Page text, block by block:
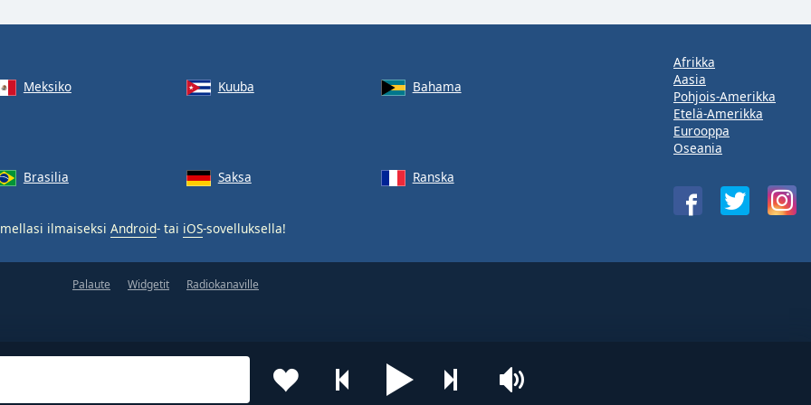
Meksiko Kuuba
Bahama
Brasilia Saksa Ranska
ilmaiseksi Android- tai iOS-sovelluksella!
Afrikka
Aasia
Pohjois-Amerikka
Etelä-Amerikka
Eurooppa
Oseania
Palaute Widgetit Radiokanaville